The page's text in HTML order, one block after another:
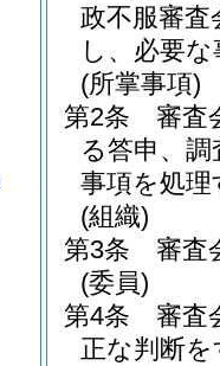
政不服審査
し、必要
(所掌事項)
第2条
審査
る答申、
事項を処理
(組織)
第3条
審査
(委員)
第4条
審査
正な判断